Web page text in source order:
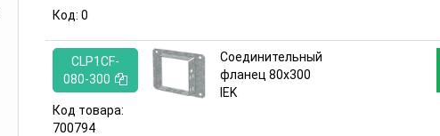
Код: 0
CLP1CF-
080-300
Код товара:
700794
Соединительный
фланец 80х300
IEK